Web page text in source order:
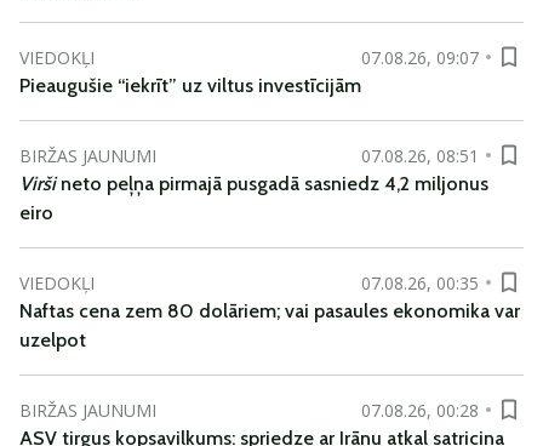
VIEDOKĻI
07.08.26, 09:07
Pieaugušie “iekrīt” uz viltus investīcijām
BIRŽAS JAUNUMI
07.08.26, 08:51
Viršineto peļņa pirmajā pusgadā sasniedz 4,2 miljonus
eiro
VIEDOKĻI
07.08.26, 00:35
Naftas cena zem 80 dolāriem; vai pasaules ekonomika var
uzelpot
BIRŽAS JAUNUMI
07.08.26, 00:28
ASV tirgus kopsavilkums: spriedze ar Irānu atkal satricina